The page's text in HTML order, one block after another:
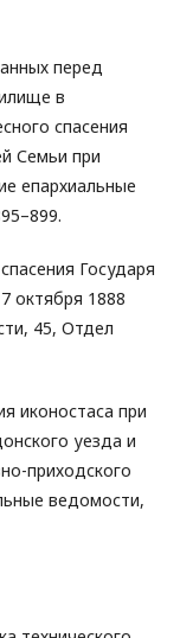
перед
в
спасения
Семьи при
епархиальные
Государя
октября 1888
45, Отдел
иконостаса при
уезда и
приходского
ведомости,